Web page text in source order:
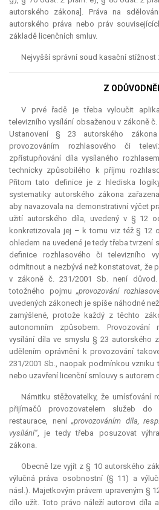
autorského zákona]. Práva na
autorského práva nebo práv
základě licenčních smluv.
Nejvyšší správní soud kasační stížnost
Z
V prvé řadě je třeba vyloučit
televizního vysílání obsaženou v zákoně
Ustanovení § 23 autorského
provozováním rozhlasového či
zpřístupňování díla vysílaného
technicky způsobilého k příjmu
Přitom tato definice je z hlediska
systematiky autorského zákona
aby navazovala na demonstrativní výčet
užití autorského díla, uvedený v § 12
konkretizovala jej – k tomu viz též § 12
ohledem na uvedené je tedy třeba tvrzení
definice rozhlasového či televizního
odmítnout a nezbývá než konstatovat, že
v zákoně č. 231/2001 Sb. není
totožného pojmu„provozování
uvedených zákonech je spíše náhodné
zamýšlené, protože každý z těchto
autonomním způsobem. Provozování
vysílání díla ve smyslu § 23 autorského
udělením oprávnění k provozování
231/2001 Sb., naopak podmínkou vzniku
nebo uzavření licenční smlouvy s autorem
Námitku stěžovatelky, že umísťování
přijímačů provozovatelem služeb
restaurace, není„provozováním díla,
vysílání“, je tedy třeba posuzovat
zákona.
Obecně lze vyjít z § 10 autorského
výlučná práva osobnostní (§ 11) a
násl.). Majetkovým právem upraveným §
dílo užít. Toto právo náleží autorovi díla